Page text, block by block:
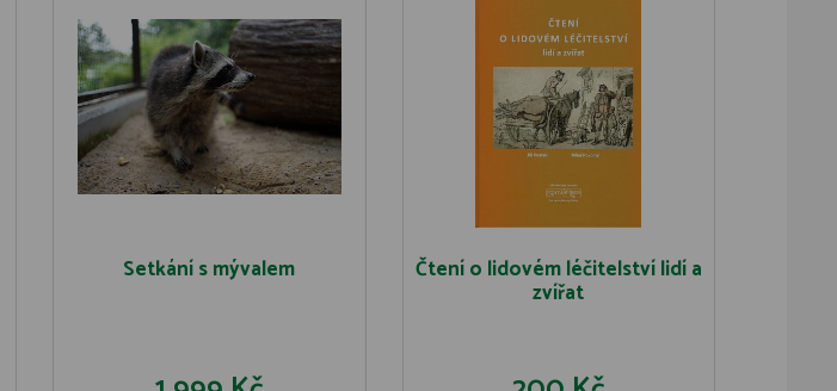
Setkání s mývalem Čtení o lidovém léčitelství lidí a
zvířat